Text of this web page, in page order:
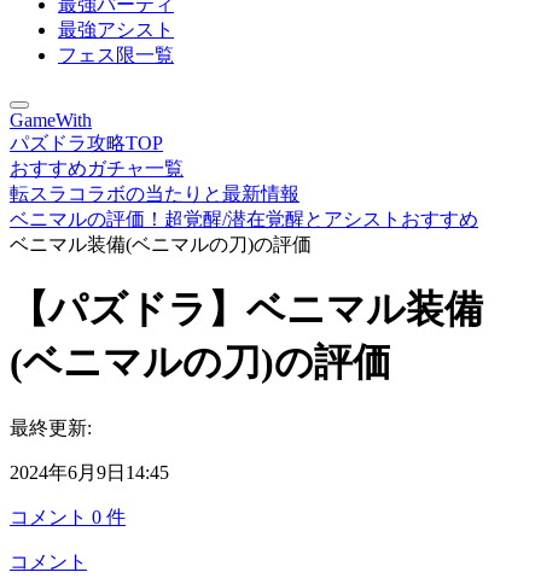
最強パーティ
最強アシスト
フェス限一覧
GameWith
パズドラ攻略TOP
おすすめガチャ一覧
転スラコラボの当たりと最新情報
ベニマルの評価！超覚醒/潜在覚醒とアシストおすすめ
ベニマル装備(ベニマルの刀)の評価
【パズドラ】ベニマル装備
(ベニマルの刀)の評価
最終更新:
2024年6月9日14:45
コメント 0 件
コメント